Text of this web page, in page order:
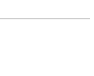
: вид уплотнения